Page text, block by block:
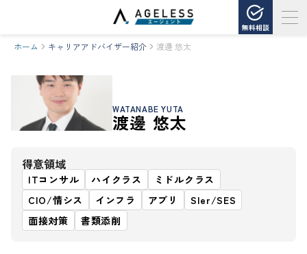
無料相談
ホーム キャリアアドバイザー紹介 渡邊 悠太
WATANABE YUTA
渡邊 悠太
得意領域
ITコンサル ハイクラス
ミドルクラス
CIO/情シス
インフラ アプリ
SIer/SES
面接対策
書類添削